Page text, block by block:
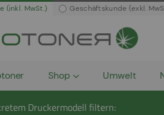
(inkl. MwSt.) Geschäftskunde (exkl.
Shop Umwelt
Druckermodell filtern: